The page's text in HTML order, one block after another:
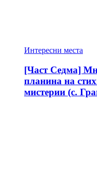
Интересни места
[Част Седма]
планина на
мистерии (с.